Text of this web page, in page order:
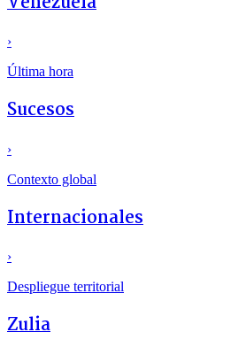
›
Última hora
Sucesos
›
Contexto global
Internacionales
›
Despliegue territorial
Zulia